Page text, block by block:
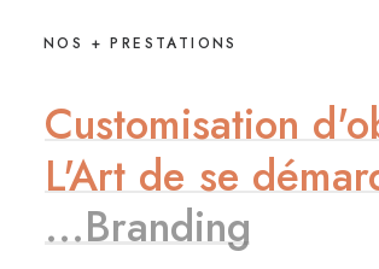
NOS + PRESTATIONS
Customisation
L'Art de se
...Branding